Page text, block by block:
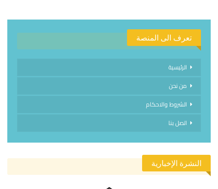
تعرف الى المنصة
الرئيسية
من نحن
الشروط والاحكام
اتصل بنا
النشرة الإخبارية